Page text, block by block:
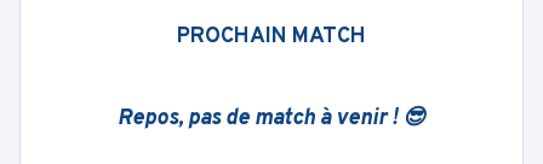
PROCHAIN MATCH
Repos, pas de match à venir ! 😎